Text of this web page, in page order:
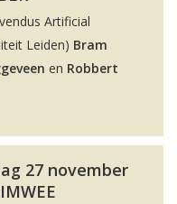
Artificial
Leiden) Bram
en Robbert
27 november